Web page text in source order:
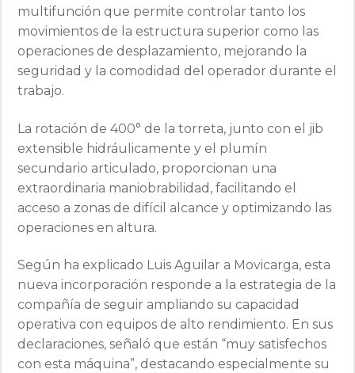
multifunción que permite controlar tanto los
movimientos de la estructura superior como las
operaciones de desplazamiento, mejorando la
seguridad y la comodidad del operador durante el
trabajo.
La rotación de 400° de la torreta, junto con el jib
extensible hidráulicamente y el plumín
secundario articulado, proporcionan una
extraordinaria maniobrabilidad, facilitando el
acceso a zonas de difícil alcance y optimizando las
operaciones en altura.
Según ha explicado Luis Aguilar a Movicarga, esta
nueva incorporación responde a la estrategia de la
compañía de seguir ampliando su capacidad
operativa con equipos de alto rendimiento. En sus
declaraciones, señaló que están “muy satisfechos
con esta máquina”, destacando especialmente su